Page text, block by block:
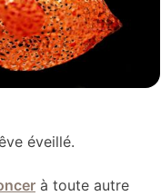
éveillé.
à toute autre